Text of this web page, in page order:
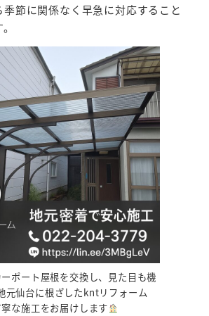
節に関係なく早急に対応すること
ポート屋根を交換し、見た目も機
元仙台に根ざしたkntリフォーム
な施工をお届けします